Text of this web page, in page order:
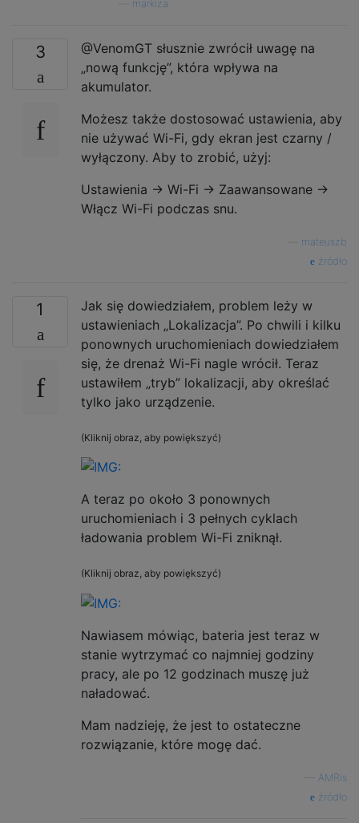
markiza
3
@VenomGT słusznie zwrócił uwagę na
„nową funkcję”, która wpływa na
akumulator.
Możesz także dostosować ustawienia, aby
nie używać Wi-Fi, gdy ekran jest czarny /
wyłączony. Aby to zrobić, użyj:
Ustawienia -> Wi-Fi -> Zaawansowane ->
Włącz Wi-Fi podczas snu.
mateuszb
źródło
1
Jak się dowiedziałem, problem leży w
ustawieniach „Lokalizacja”. Po chwili i kilku
ponownych uruchomieniach dowiedziałem
się, że drenaż Wi-Fi nagle wrócił. Teraz
ustawiłem „tryb” lokalizacji, aby określać
tylko jako urządzenie.
(Kliknij obraz, aby powiększyć)
A teraz po około 3 ponownych
uruchomieniach i 3 pełnych cyklach
ładowania problem Wi-Fi zniknął.
(Kliknij obraz, aby powiększyć)
Nawiasem mówiąc, bateria jest teraz w
stanie wytrzymać co najmniej godziny
pracy, ale po 12 godzinach muszę już
naładować.
Mam nadzieję, że jest to ostateczne
rozwiązanie, które mogę dać.
AMRis
źródło